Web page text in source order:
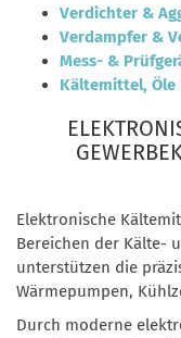
Verdichter &
Verdampfer &
Mess- &
Kältemittel, Öle
Elektronische
Bereichen der Kälte-
unterstützen die
Wärmepumpen,
Durch moderne